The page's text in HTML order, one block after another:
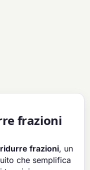
frazioni
frazioni, un
che semplifica